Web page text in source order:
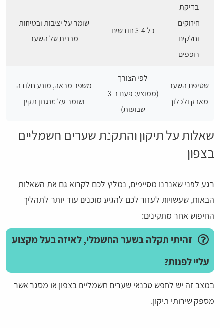
בדיקת
חיזוקים
וחלקים
רופפים
כל 3-4 חודשים
שומר על יציבות ובטיחות
מבנית של השער
שטיפת השער
מאבק ולכלוך
לפי הצורך
(ממוצע: פעם ב־3
שבועות)
משפר מראה, מונע חלודה
ושומר על מנגנון תקין
שאלות על תיקון והתקנת שערים חשמליים
בצפון
רגע לפני שאנחנו מסיימים, נמליץ לכם לקרוא גם את השאלות
הבאות, שעשויות לעזור לכם להגיע מוכנים עוד יותר לתהליך
החיפוש אחר מתקינים:
זהיתי תקלה בשער החשמלי, לאיזה בעל מקצוע
עליי לפנות?
במצב זה יש לחפש טכנאי שערים חשמליים בצפון או מסגר אשר
מספק שירותי תיקון.